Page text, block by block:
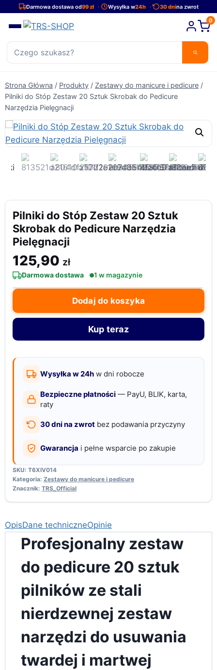
PrzejdźDarmowa dostawa od99 zł Wysyłka w24h 30 dnina zwrot
0
Strona Główna / Produkty / Zestawy do manicure i pedicure /
Pilniki do Stóp Zestaw 20 Sztuk Skrobak do Pedicure
Narzędzia Pielęgnacji
Pilniki do Stóp Zestaw 20 Sztuk
Skrobak do Pedicure Narzędzia
Pielęgnacji
125,90 zł
Darmowa dostawa 1 w magazynie
ilość
Pilniki
do
20
Sztuk
Narzędzia
Dodaj do koszyka
Kup teraz
Wysyłka w 24h w dni robocze
Bezpieczne płatności — PayU, BLIK, karta,
raty
30 dni na zwrot bez podawania przyczyny
Gwarancja i pełne wsparcie po zakupie
SKU: T6XIV014
Kategoria: Zestawy do manicure i pedicure
Znacznik: TRS_Official
OpisDane techniczneOpinie
Profesjonalny zestaw
do pedicure 20 sztuk
pilników ze stali
nierdzewnej zestaw
narzędzi do usuwania
twardej i martwej